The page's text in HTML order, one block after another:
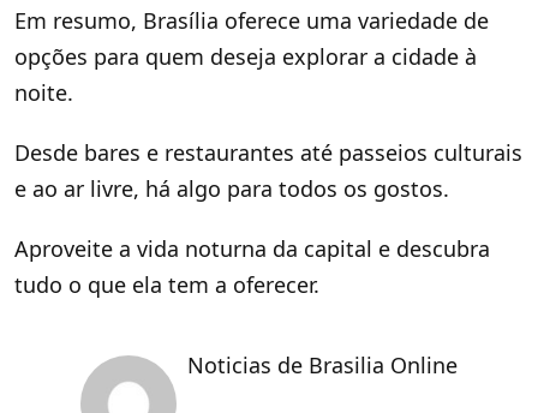
Em resumo, Brasília oferece uma variedade de
opções para quem deseja explorar a cidade à
noite.
Desde bares e restaurantes até passeios culturais
e ao ar livre, há algo para todos os gostos.
Aproveite a vida noturna da capital e descubra
tudo o que ela tem a oferecer.
Noticias de Brasilia Online